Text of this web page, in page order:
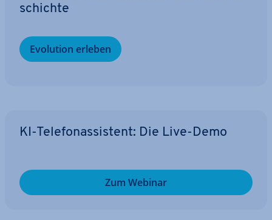
schich­te
Evolution erleben
KI-Te­le­fon­as­sis­tent: Die Live-Demo
Zum Webinar